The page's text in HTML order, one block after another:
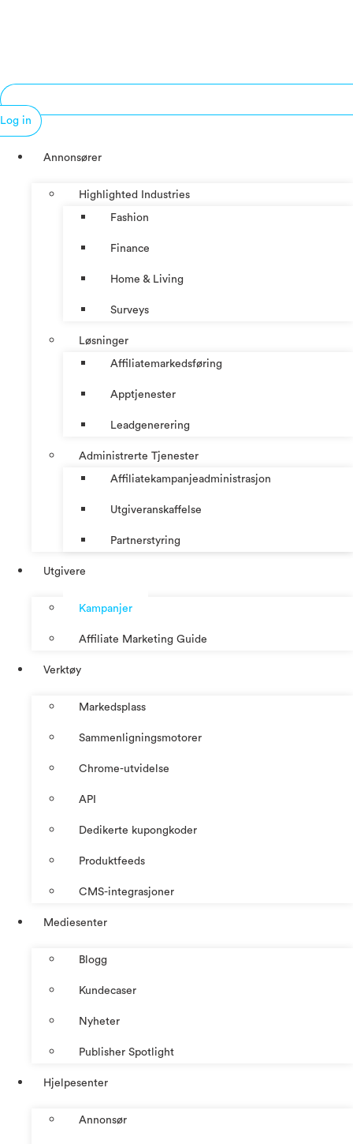
Log in
Annonsører
Highlighted Industries
Fashion
Finance
Home & Living
Surveys
Løsninger
Affiliatemarkedsføring
Apptjenester
Leadgenerering
Administrerte Tjenester
Affiliatekampanjeadministrasjon
Utgiveranskaffelse
Partnerstyring
Utgivere
Kampanjer
Affiliate Marketing Guide
Verktøy
Markedsplass
Sammenligningsmotorer
Chrome-utvidelse
API
Dedikerte kupongkoder
Produktfeeds
CMS-integrasjoner
Mediesenter
Blogg
Kundecaser
Nyheter
Publisher Spotlight
Hjelpesenter
Annonsør